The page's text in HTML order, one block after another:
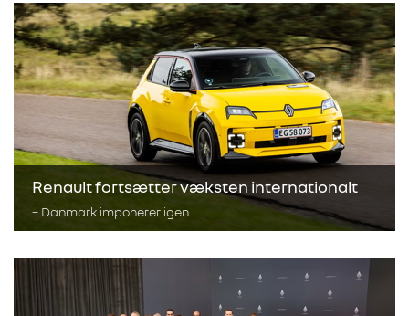
Renault fortsætter væksten internationalt
– Danmark imponerer igen